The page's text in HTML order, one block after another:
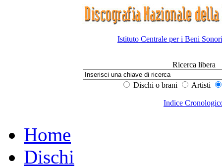
Istituto Centrale per i Beni
Ricerca libera
Dischi o brani Artisti
Indice
Home
Dischi